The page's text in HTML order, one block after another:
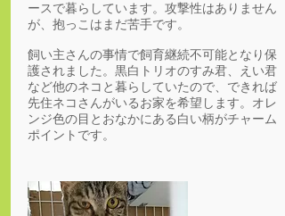
ースで暮らしています。攻撃性はありません
が、抱っこはまだ苦手です。
飼い主さんの事情で飼育継続不可能となり保
護されました。黒白トリオのすみ君、えい君
など他のネコと暮らしていたので、できれば
先住ネコさんがいるお家を希望します。オレ
ンジ色の目とおなかにある白い柄がチャーム
ポイントです。